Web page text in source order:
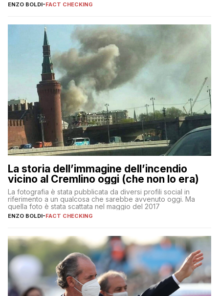
ENZO BOLDI-FACT CHECKING
La storia dell’immagine dell’incendio
vicino al Cremlino oggi (che non lo era)
La fotografia è stata pubblicata da diversi profili social in
riferimento a un qualcosa che sarebbe avvenuto oggi. Ma
quella foto è stata scattata nel maggio del 2017
ENZO BOLDI-FACT CHECKING